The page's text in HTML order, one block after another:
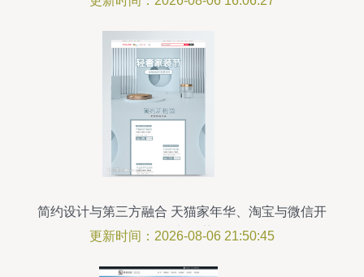
简约设计与第三方融合 天猫家年华、淘宝与微信开
发的新趋势
更新时间：2026-08-06 21:50:45